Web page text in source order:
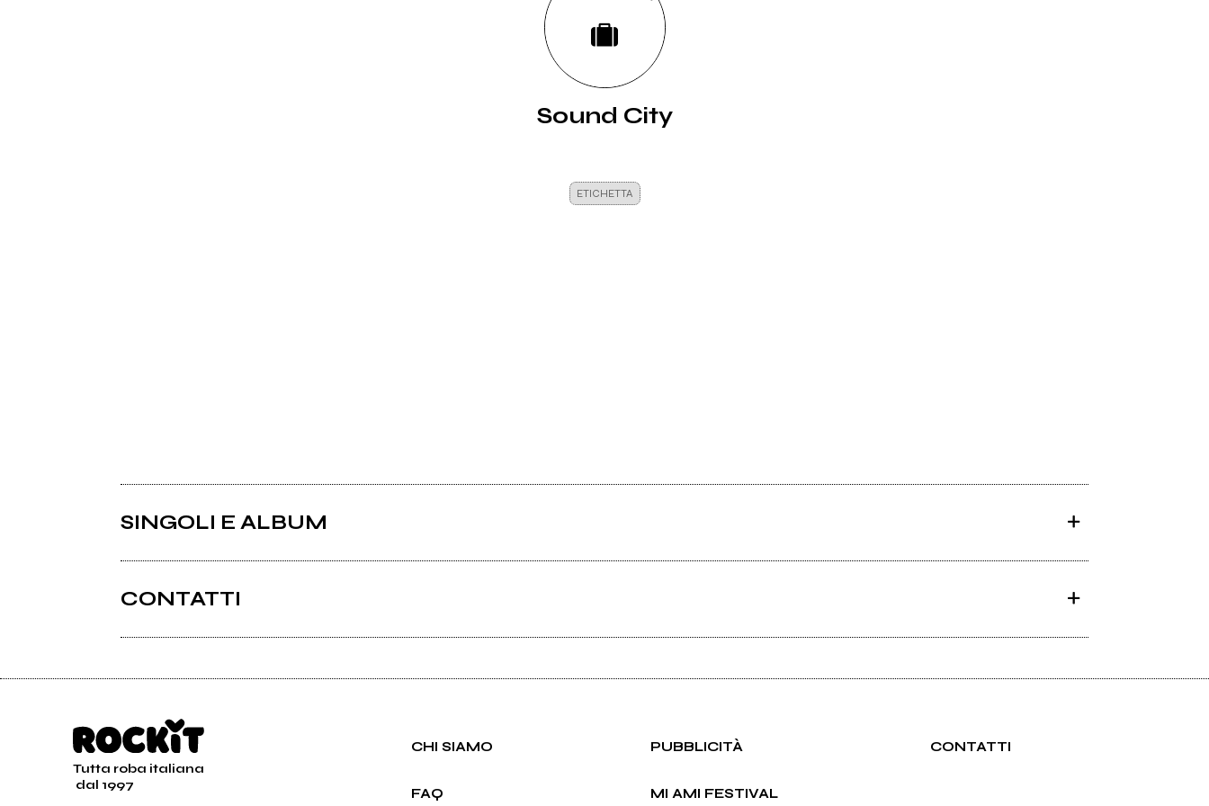
Sound City
ETICHETTA
SINGOLI E ALBUM
2022
CONTATTI
Invia messaggio
Tutta roba italiana
dal 1997
CHI SIAMO PUBBLICITÀ CONTATTI
FAQ MI AMI FESTIVAL